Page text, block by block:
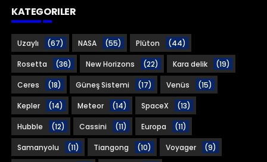
KATEGORILER
Uzaylı (67) NASA (55) Plüton (44)
Rosetta (36) New Horizons (22) Kara delik (19)
Ceres (18) Güneş Sistemi (17) Venüs (15)
Kepler (14) Meteor (14) SpaceX (13)
Hubble (12) Cassini (11) Europa (11)
Samanyolu (11) Tiangong (10) Voyager (9)